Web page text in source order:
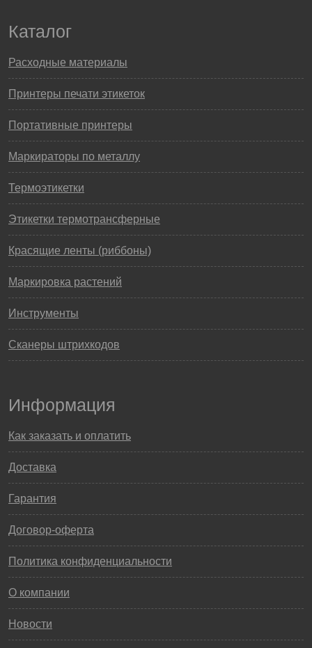
Каталог
Расходные материалы
Принтеры печати этикеток
Портативные принтеры
Маркираторы по металлу
Термоэтикетки
Этикетки термотрансферные
Красящие ленты (риббоны)
Маркировка растений
Инструменты
Сканеры штрихкодов
Информация
Как заказать и оплатить
Доставка
Гарантия
Договор-оферта
Политика конфиденциальности
О компании
Новости